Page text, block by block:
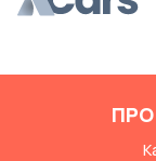
ПРО